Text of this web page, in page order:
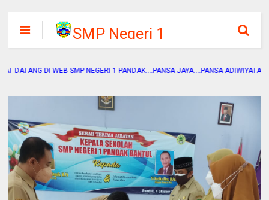
SMP Negeri 1
Pandak
DI WEB SMP NEGERI 1 PANDAK....PANSA JAYA....PANSA ADIWIYATA....PANSA